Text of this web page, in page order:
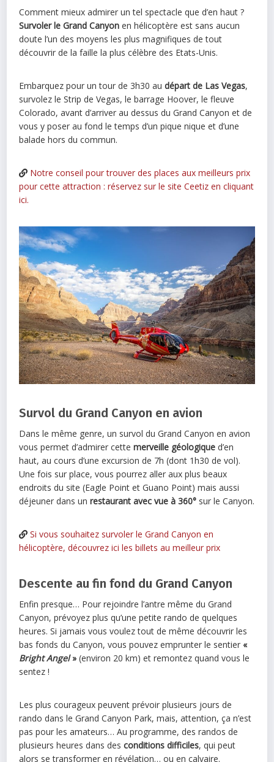
Comment mieux admirer un tel spectacle que d’en haut ?
Survoler le Grand Canyon en hélicoptère est sans aucun
doute l’un des moyens les plus magnifiques de tout
découvrir de la faille la plus célèbre des Etats-Unis.
Embarquez pour un tour de 3h30 au départ de Las Vegas,
survolez le Strip de Vegas, le barrage Hoover, le fleuve
Colorado, avant d’arriver au dessus du Grand Canyon et de
vous y poser au fond le temps d’un pique nique et d’une
balade hors du commun.
Notre conseil pour trouver des places aux meilleurs prix
pour cette attraction : réservez sur le site Ceetiz en cliquant
ici.
Survol du Grand Canyon en avion
Dans le même genre, un survol du Grand Canyon en avion
vous permet d’admirer cettemerveille géologique d’en
haut, au cours d’une excursion de 7h (dont 1h30 de vol).
Une fois sur place, vous pourrez aller aux plus beaux
endroits du site (Eagle Point et Guano Point) mais aussi
déjeuner dans unrestaurant avec vue à 360° sur le Canyon.
Si vous souhaitez survoler le Grand Canyon en
hélicoptère, découvrez ici les billets au meilleur prix
Descente au fin fond du Grand Canyon
Enfin presque… Pour rejoindre l’antre même du Grand
Canyon, prévoyez plus qu’une petite rando de quelques
heures. Si jamais vous voulez tout de même découvrir les
bas fonds du Canyon, vous pouvez emprunter le sentier «
Bright Angel» (environ 20 km) et remontez quand vous le
sentez !
Les plus courageux peuvent prévoir plusieurs jours de
rando dans le Grand Canyon Park, mais, attention, ça n’est
pas pour les amateurs… Au programme, des randos de
plusieurs heures dans des conditions difficiles, qui peut
alors se transformer en révélation… ou en calvaire.